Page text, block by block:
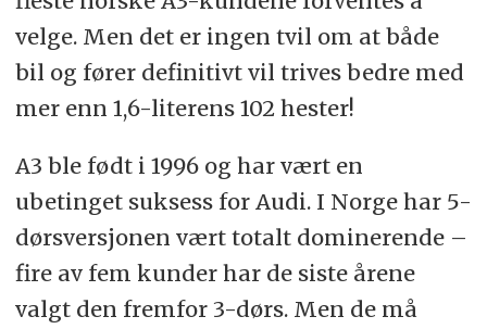
velge. Men det er ingen tvil om at både
bil og fører definitivt vil trives bedre med
mer enn 1,6-literens 102 hester!
A3 ble født i 1996 og har vært en
ubetinget suksess for Audi. I Norge har 5-
dørsversjonen vært totalt dominerende –
fire av fem kunder har de siste årene
valgt den fremfor 3-dørs. Men de må